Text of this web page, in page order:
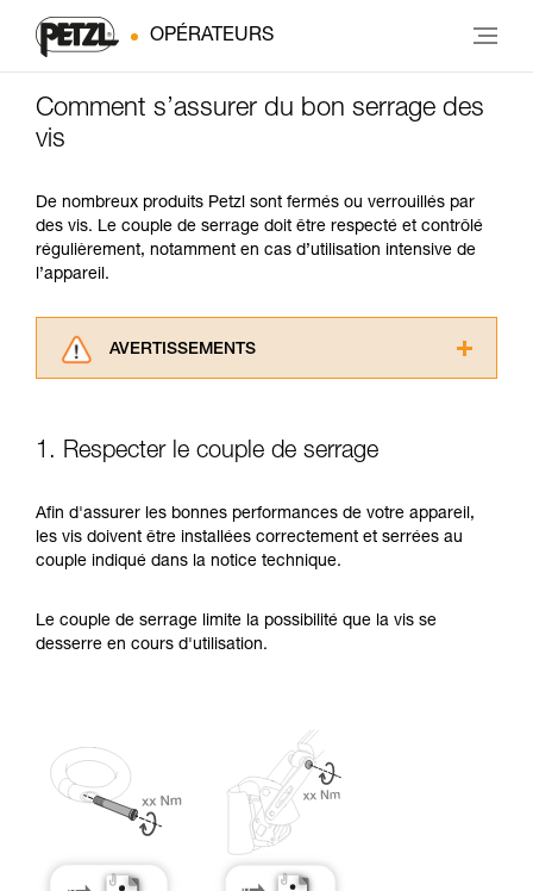
OPÉRATEURS
Comment s’assurer du bon serrage des
vis
De nombreux produits Petzl sont fermés ou verrouillés par
des vis. Le couple de serrage doit être respecté et contrôlé
régulièrement, notamment en cas d’utilisation intensive de
l’appareil.
AVERTISSEMENTS
consulter. Vous devez avoir compris les
informations de la notice technique pour
d’informations.
Maîtriser ces techniques nécessite une
formation et un entraînement spécifique. Validez
de la reproduire en autonomie.
1. Respecter le couple de serrage
Afin d'assurer les bonnes performances de votre appareil,
les vis doivent être installées correctement et serrées au
couple indiqué dans la notice technique.
Le couple de serrage limite la possibilité que la vis se
desserre en cours d'utilisation.